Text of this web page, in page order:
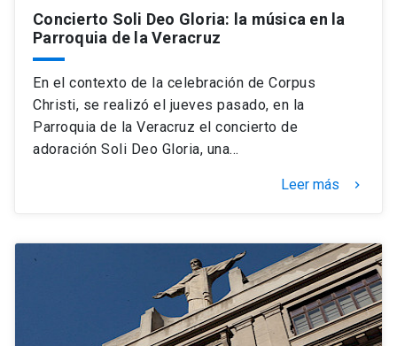
Concierto Soli Deo Gloria: la música en la
Parroquia de la Veracruz
En el contexto de la celebración de Corpus
Christi, se realizó el jueves pasado, en la
Parroquia de la Veracruz el concierto de
adoración Soli Deo Gloria, una…
Leer más keyboard_arrow_right